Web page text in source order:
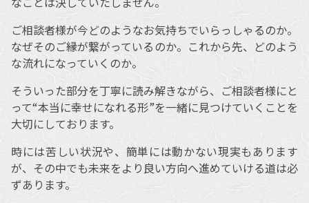
ご相談者様が今どのようなお気持ちでいらっしゃるのか。
なぜそのご縁が繋がっているのか。これから先、どのよう
な流れになっていくのか。
そういった部分を丁寧に読み解きながら、ご相談者様にと
って“本当に幸せになれる形”を一緒に見つけていくことを
大切にしております。
時には苦しい状況や、簡単には動かない現実もあります
が、その中でも未来をより良い方向へ進めていける道は必
ずあります。